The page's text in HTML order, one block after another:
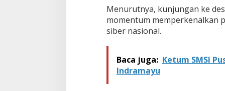
a
P
a
i
Menurutnya, kunjungan ke
momentum memperkenalkan
siber nasional.
Baca juga: Ketum SMSI
Indramayu